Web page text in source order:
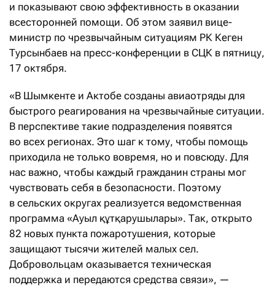
и показывают свою эффективность в оказании
всесторонней помощи. Об этом заявил вице-
министр по чрезвычайным ситуациям РК Кеген
Турсынбаев на пресс-конференции в СЦК в пятницу,
17 октября.
«В Шымкенте и Актобе созданы авиаотряды для
быстрого реагирования на чрезвычайные ситуации.
В перспективе такие подразделения появятся
во всех регионах. Это шаг к тому, чтобы помощь
приходила не только вовремя, но и повсюду. Для
нас важно, чтобы каждый гражданин страны мог
чувствовать себя в безопасности. Поэтому
в сельских округах реализуется ведомственная
программа «Ауыл құтқарушылары». Так, открыто
82 новых пункта пожаротушения, которые
защищают тысячи жителей малых сел.
Добровольцам оказывается техническая
поддержка и передаются средства связи», —